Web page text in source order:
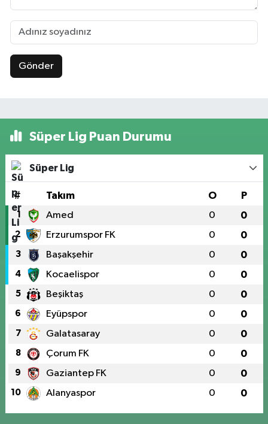
Gönder
Süper Lig Puan Durumu
Süper Lig
# Takım O P
1 Amed 0 0
2 Erzurumspor FK 0 0
3 Başakşehir 0 0
4 Kocaelispor 0 0
5 Beşiktaş 0 0
6 Eyüpspor 0 0
7 Galatasaray 0 0
8 Çorum FK 0 0
9 Gaziantep FK 0 0
10 Alanyaspor 0 0